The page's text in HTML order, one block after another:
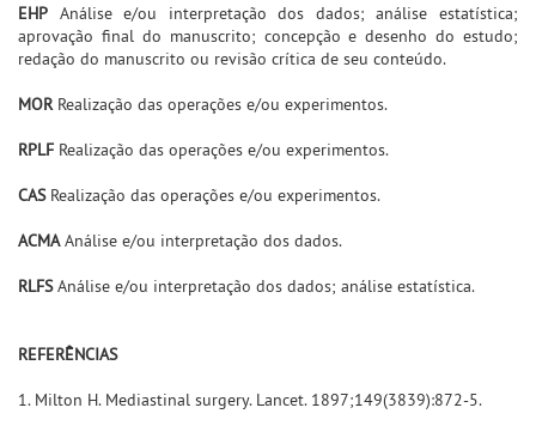
EHP Análise e/ou interpretação dos dados; análise estatística;
aprovação final do manuscrito; concepção e desenho do estudo;
redação do manuscrito ou revisão crítica de seu conteúdo.
MORRealização das operações e/ou experimentos.
RPLF Realização das operações e/ou experimentos.
CASRealização das operações e/ou experimentos.
ACMAAnálise e/ou interpretação dos dados.
RLFSAnálise e/ou interpretação dos dados; análise estatística.
REFERÊNCIAS
1. Milton H. Mediastinal surgery. Lancet. 1897;149(3839):872-5.